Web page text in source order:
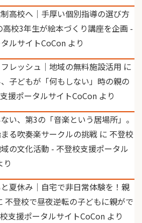
高校へ｜手厚い個別指導の選び方
校3年生が絵本づくり講座を企画 -
ルサイトCoCon より
レッシュ｜地域の無料施設活用 に
子どもが「何もしない」時の親の
援ポータルサイトCoCon より
い、第3の「音楽という居場所」。
る吹奏楽サークルの挑戦 に 不登校
の文化活動 - 不登校支援ポータル
り
夏休み｜自宅で非日常体験を！親
不登校で昼夜逆転の子どもに親がで
支援ポータルサイトCoCon より